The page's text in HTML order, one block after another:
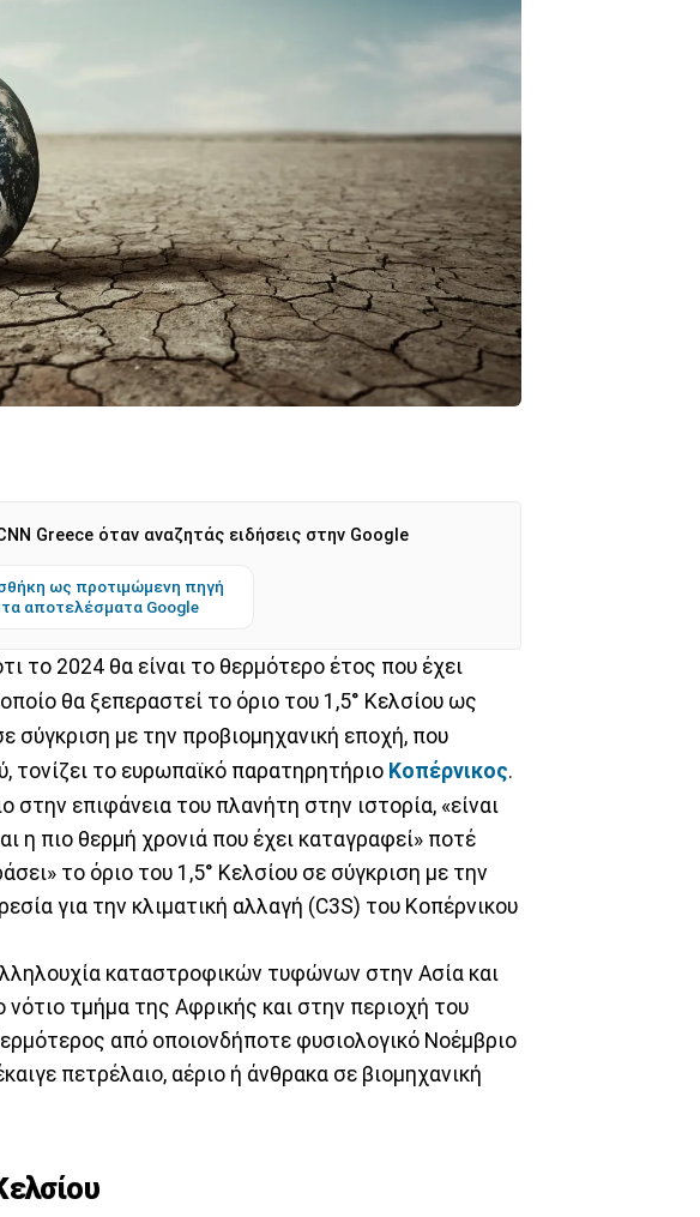
Greece όταν αναζητάς ειδήσεις στην Google
ως προτιμώμενη πηγή
αποτελέσματα Google
το 2024 θα είναι το θερμότερο έτος που έχει
θα ξεπεραστεί το όριο του 1,5° Κελσίου ως
σύγκριση με την προβιομηχανική εποχή, που
τονίζει το ευρωπαϊκό παρατηρητήριο Κοπέρνικος.
επιφάνεια του πλανήτη στην ιστορία, «είναι
η πιο θερμή χρονιά που έχει καταγραφεί» ποτέ
το όριο του 1,5° Κελσίου σε σύγκριση με την
για την κλιματική αλλαγή (C3S) του Κοπέρνικου
καταστροφικών τυφώνων στην Ασία και
τμήμα της Αφρικής και στην περιοχή του
από οποιονδήποτε φυσιολογικό Νοέμβριο
πετρέλαιο, αέριο ή άνθρακα σε βιομηχανική